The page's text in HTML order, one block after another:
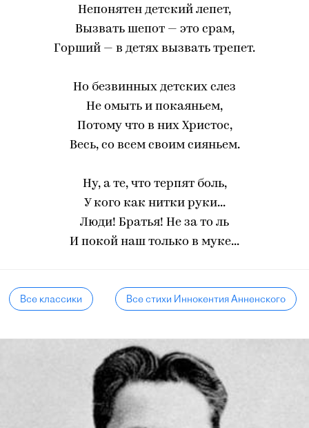
Непонятен детский лепет,
Вызвать шепот — это срам,
Горший — в детях вызвать трепет.
Но безвинных детских слез
Не омыть и покаяньем,
Потому что в них Христос,
Весь, со всем своим сияньем.
Ну, а те, что терпят боль,
У кого как нитки руки...
Люди! Братья! Не за то ль
И покой наш только в муке...
Все классики Все стихи Иннокентия Анненского